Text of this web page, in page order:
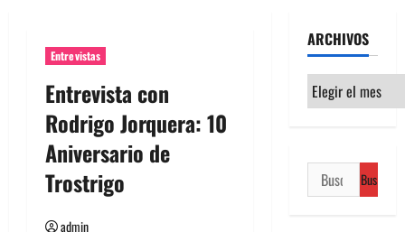
Entrevistas
Entrevista con
Rodrigo Jorquera: 10
Aniversario de
Trostrigo
admin
ARCHIVOS
Archivos
Buscar: